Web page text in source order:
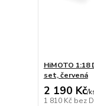
HiMOTO 1:18
set, červená
2 190 Kč/
1 810 Kč bez